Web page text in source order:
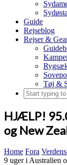
Guide
Rejseblog
Rejser &
Tøj &
HJÆLP!
og New
Home Fora
9 uger i Australien